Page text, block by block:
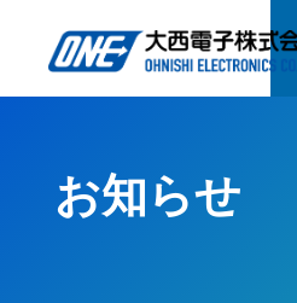
お知らせ